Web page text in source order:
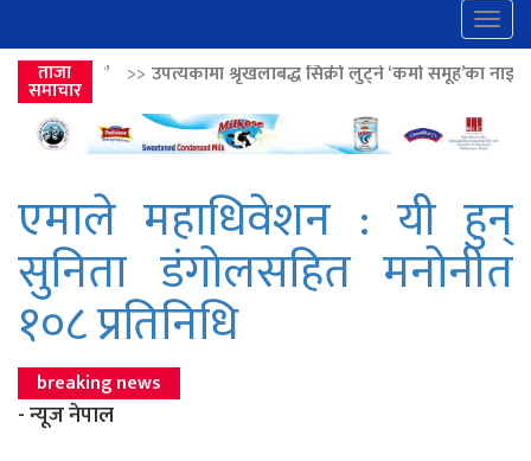
ताजा
समाचार
उपत्यकामा श्रृंखलाबद्ध सिक्री लुट्ने ‘कर्मा समूह’का नाइकेसहित पाँच पक्राउ
एमाले महाधिवेशन : यी हुन्
सुनिता डंगोलसहित मनोनीत
१०८ प्रतिनिधि
breaking news
- न्यूज नेपाल